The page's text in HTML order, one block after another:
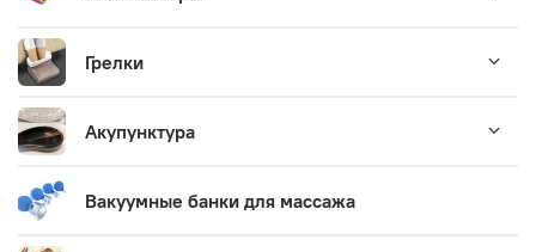
Грелки
Акупунктура
Вакуумные банки для массажа